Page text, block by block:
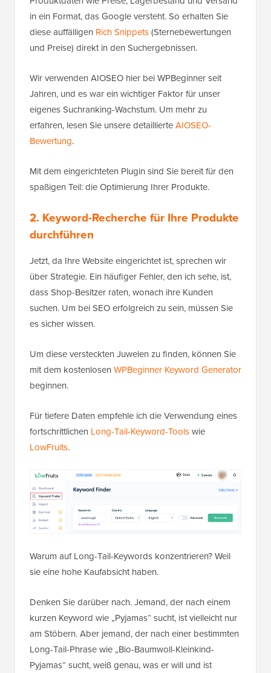
in ein Format, das Google versteht. So erhalten Sie
diese auffälligen Rich Snippets(Sternebewertungen
und Preise) direkt in den Suchergebnissen.
Wir verwenden AIOSEO hier bei WPBeginner seit
Jahren, und es war ein wichtiger Faktor für unser
eigenes Suchranking-Wachstum. Um mehr zu
erfahren, lesen Sie unsere detaillierteAIOSEO-
Bewertung.
Mit dem eingerichteten Plugin sind Sie bereit für den
spaßigen Teil: die Optimierung Ihrer Produkte.
2. Keyword-Recherche für Ihre Produkte
durchführen
Jetzt, da Ihre Website eingerichtet ist, sprechen wir
über Strategie. Ein häufiger Fehler, den ich sehe, ist,
dass Shop-Besitzer raten, wonach ihre Kunden
suchen. Um bei SEO erfolgreich zu sein, müssen Sie
es sicher wissen.
Um diese versteckten Juwelen zu finden, können Sie
mit dem kostenlosen WPBeginner Keyword Generator
beginnen.
Für tiefere Daten empfehle ich die Verwendung eines
fortschrittlichen Long-Tail-Keyword-Toolswie
LowFruits.
Warum auf Long-Tail-Keywords konzentrieren? Weil
sie eine hohe Kaufabsicht haben.
Denken Sie darüber nach. Jemand, der nach einem
kurzen Keyword wie „Pyjamas“ sucht, ist vielleicht nur
am Stöbern. Aber jemand, der nach einer bestimmten
Long-Tail-Phrase wie „Bio-Baumwoll-Kleinkind-
Pyjamas“ sucht, weiß genau, was er will und ist